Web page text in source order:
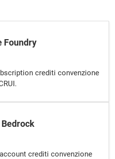
Foundry
crediti convenzione
Bedrock
crediti convenzione